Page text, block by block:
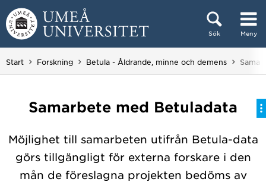
Hoppa direkt till innehållet
Sök Meny
Huvudmenyn dold.
Start Forskning Betula - Åldrande, minne och demens Du är
Samarbete med Betuladata
Möjlighet till samarbeten utifrån Betula-data
görs tillgängligt för externa forskare i den
mån de föreslagna projekten bedöms av